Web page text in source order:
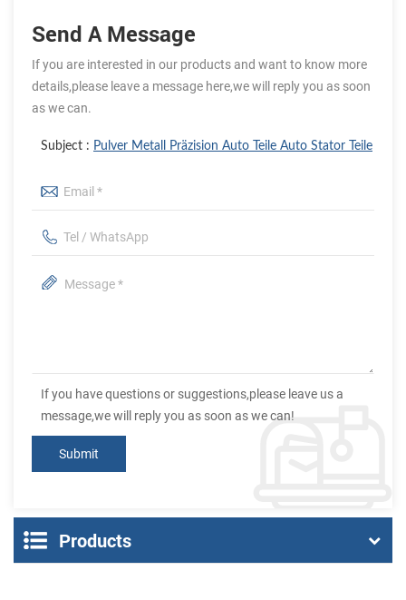
Send A Message
If you are interested in our products and want to know more
details,please leave a message here,we will reply you as soon
as we can.
Subject : Pulver Metall Präzision Auto Teile Auto Stator Teile
If you have questions or suggestions,please leave us a
message,we will reply you as soon as we can!
Products